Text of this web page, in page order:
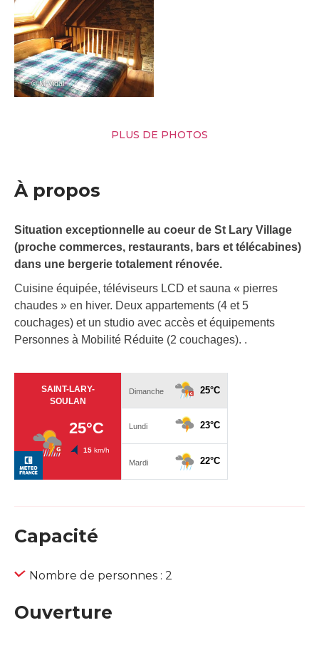
– © M.Vidal
PLUS DE PHOTOS
À propos
Situation exceptionnelle au coeur de St Lary Village
(proche commerces, restaurants, bars et télécabines)
dans une bergerie totalement rénovée.
Cuisine équipée, téléviseurs LCD et sauna « pierres
chaudes » en hiver. Deux appartements (4 et 5
couchages) et un studio avec accès et équipements
Personnes à Mobilité Réduite (2 couchages). .
Capacité
Nombre de personnes : 2
Ouverture